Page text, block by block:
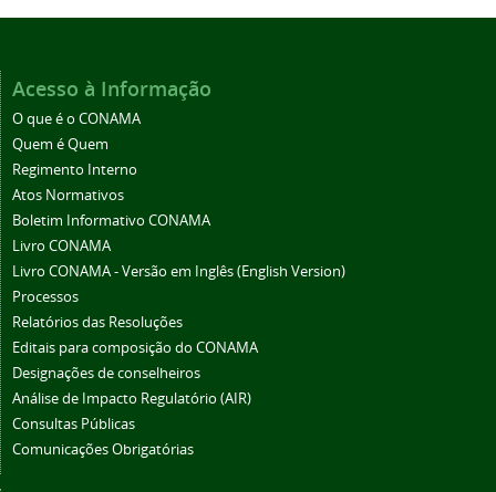
Acesso à Informação
O que é o CONAMA
Quem é Quem
Regimento Interno
Atos Normativos
Boletim Informativo CONAMA
Livro CONAMA
Livro CONAMA - Versão em Inglês (English Version)
Processos
Relatórios das Resoluções
Editais para composição do CONAMA
Designações de conselheiros
Análise de Impacto Regulatório (AIR)
Consultas Públicas
Comunicações Obrigatórias